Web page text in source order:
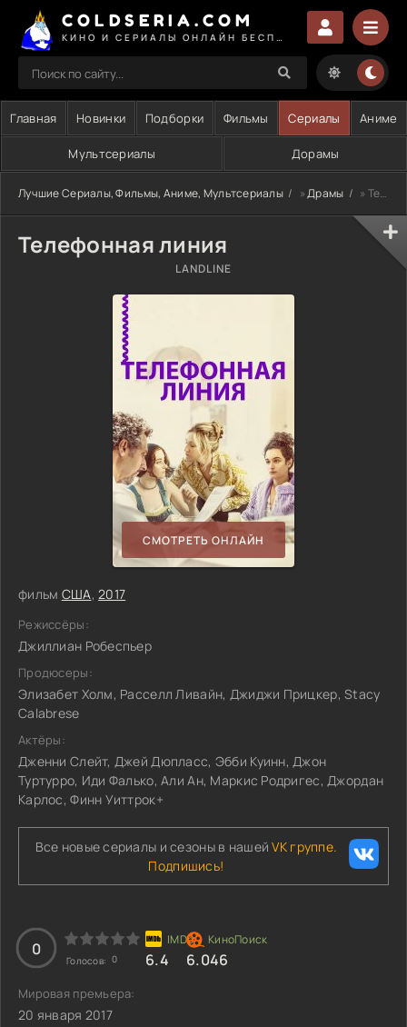
COLDSERIA.COM
Главная Новинки Подборки Фильмы Сериалы Аниме
Мультсериалы Дорамы
Лучшие Сериалы, Фильмы, Аниме, Мультсериалы »Драмы » Телефонная линия
Телефонная линия
LANDLINE
СМОТРЕТЬ ОНЛАЙН
фильм США,2017
Режиссёры:
Джиллиан Робеспьер
Продюсеры:
Элизабет Холм, Расселл Ливайн, Джиджи Прицкер, Stacy
Calabrese
Актёры:
Дженни Слейт, Джей Дюпласс, Эбби Куинн, Джон
Туртурро, Иди Фалько, Али Ан, Маркис Родригес, Джордан
Карлос, Финн Уиттрок+
Все новые сериалы и сезоны в нашейVK группе.
Подпишись!
0
Голосов: 0 6.4 6.046
Мировая премьера:
20 января 2017